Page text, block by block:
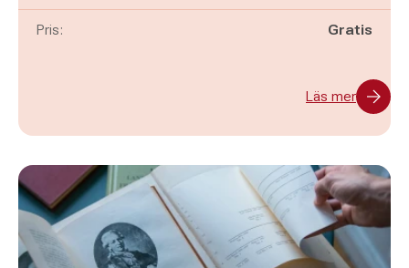
Pris: Gratis
Läs mer